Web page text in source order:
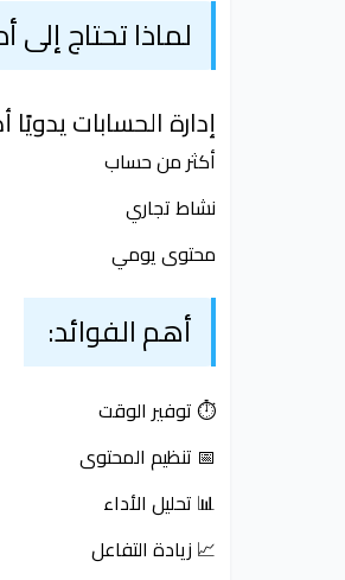
لماذا تحتاج إلى
إدارة الحسابات
أكثر من حساب
نشاط تجاري
محتوى يومي
أهم الفوائد:
⏱️ توفير الوقت
📅 تنظيم المحتوى
📊 تحليل الأداء
📈 زيادة التفاعل